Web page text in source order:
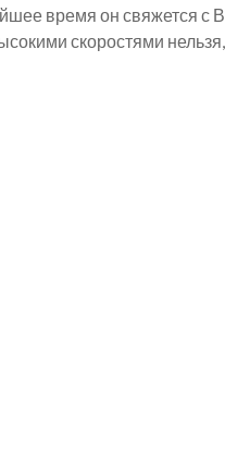
время он свяжется с
скоростями